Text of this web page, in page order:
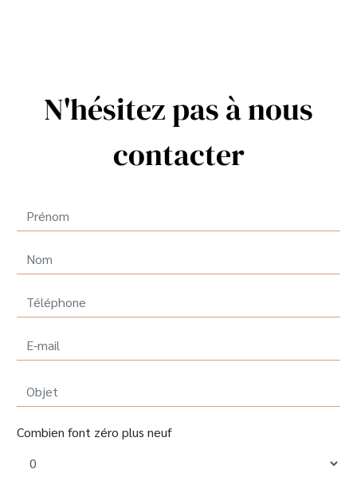
N'hésitez pas à nous
contacter
Combien font zéro plus neuf